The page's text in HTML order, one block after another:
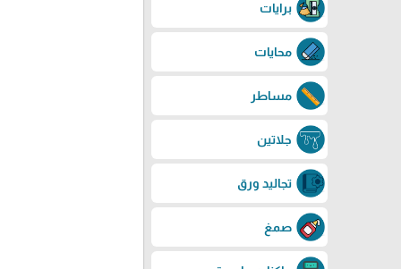
برايات
محايات
مساطر
جلاتين
تجاليد ورق
صمغ